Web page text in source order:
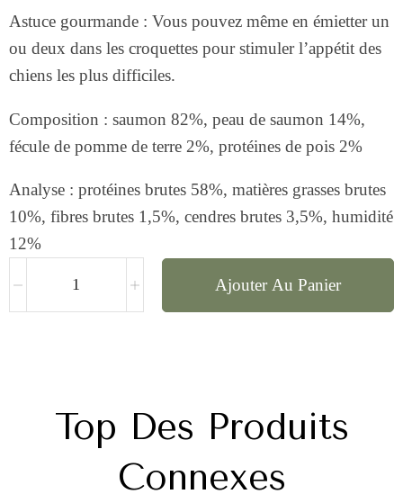
Astuce gourmande : Vous pouvez même en émietter un
ou deux dans les croquettes pour stimuler l’appétit des
chiens les plus difficiles.
Composition : saumon 82%, peau de saumon 14%,
fécule de pomme de terre 2%, protéines de pois 2%
Analyse : protéines brutes 58%, matières grasses brutes
10%, fibres brutes 1,5%, cendres brutes 3,5%, humidité
12%
Ajouter Au Panier
Top Des Produits
Connexes